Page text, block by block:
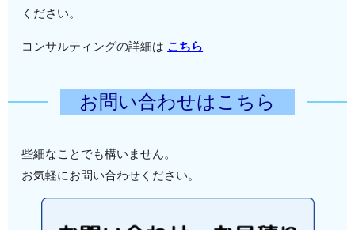
ください。
コンサルティングの詳細は こちら
お問い合わせはこちら
些細なことでも構いません。
お気軽にお問い合わせください。